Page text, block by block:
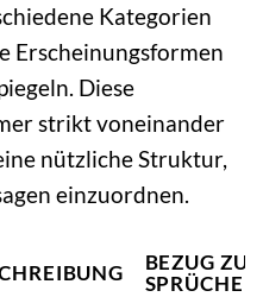
Kategorien
Erscheinungsformen
Diese
strikt voneinander
nützliche Struktur,
einzuordnen.
BEZUG ZU
SPRÜCHEN